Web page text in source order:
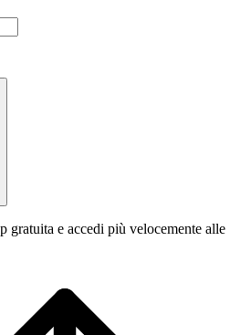
gratuita e accedi più velocemente alle